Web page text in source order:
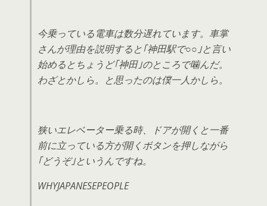
今乗っている電車は数分遅れています。車掌
さんが理由を説明すると｢神田駅で○○｣と言い
始めるとちょうど｢神田｣のところで噛んだ。
わざとかしら。と思ったのは僕一人かしら。
狭いエレベーター乗る時、ドアが開くと一番
前に立っている方が開くボタンを押しながら
｢どうぞ｣というんですね。
WHYJAPANESEPEOPLE